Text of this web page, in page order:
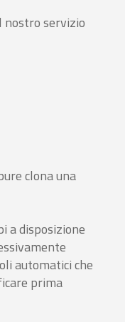
nostro servizio
clona una
a disposizione
automatici che
prima